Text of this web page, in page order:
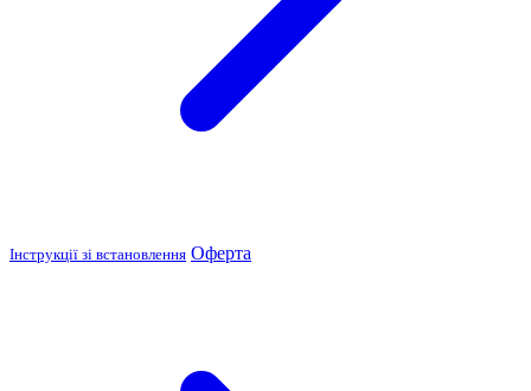
Інструкції зі встановлення Оферта